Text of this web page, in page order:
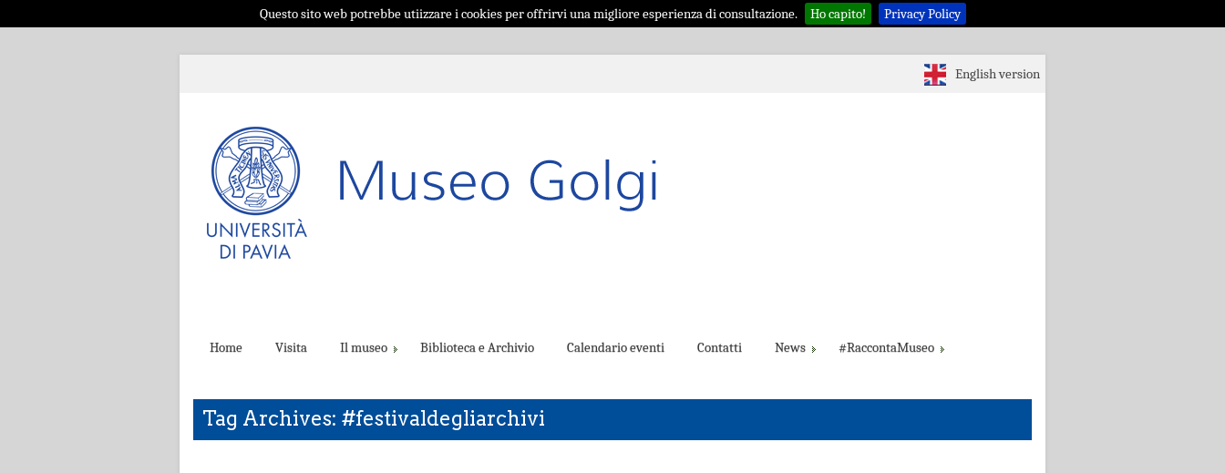
Questo sito web potrebbe utiizzare i cookies per offrirvi una migliore esperienza di consultazione. Ho capito! Privacy Policy
English version
Home Visita Il museo Biblioteca e Archivio Calendario eventi Contatti News #RaccontaMuseo
Tag Archives: #festivaldegliarchivi